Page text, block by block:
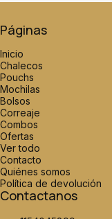
Páginas
Inicio
Chalecos
Pouchs
Mochilas
Bolsos
Correaje
Combos
Ofertas
Ver todo
Contacto
Quiénes somos
Política de devolución
Contactanos